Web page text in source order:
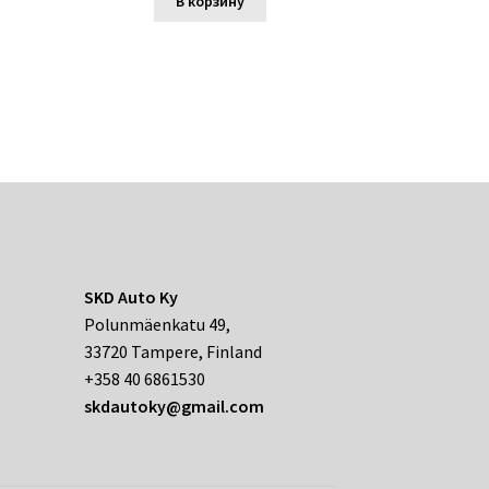
SKD Auto Ky
Polunmäenkatu 49,
33720 Tampere, Finland
+358 40 6861530
skdautoky@gmail.com